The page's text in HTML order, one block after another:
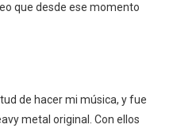
que desde ese momento
de hacer mi música, y fue
metal original. Con ellos